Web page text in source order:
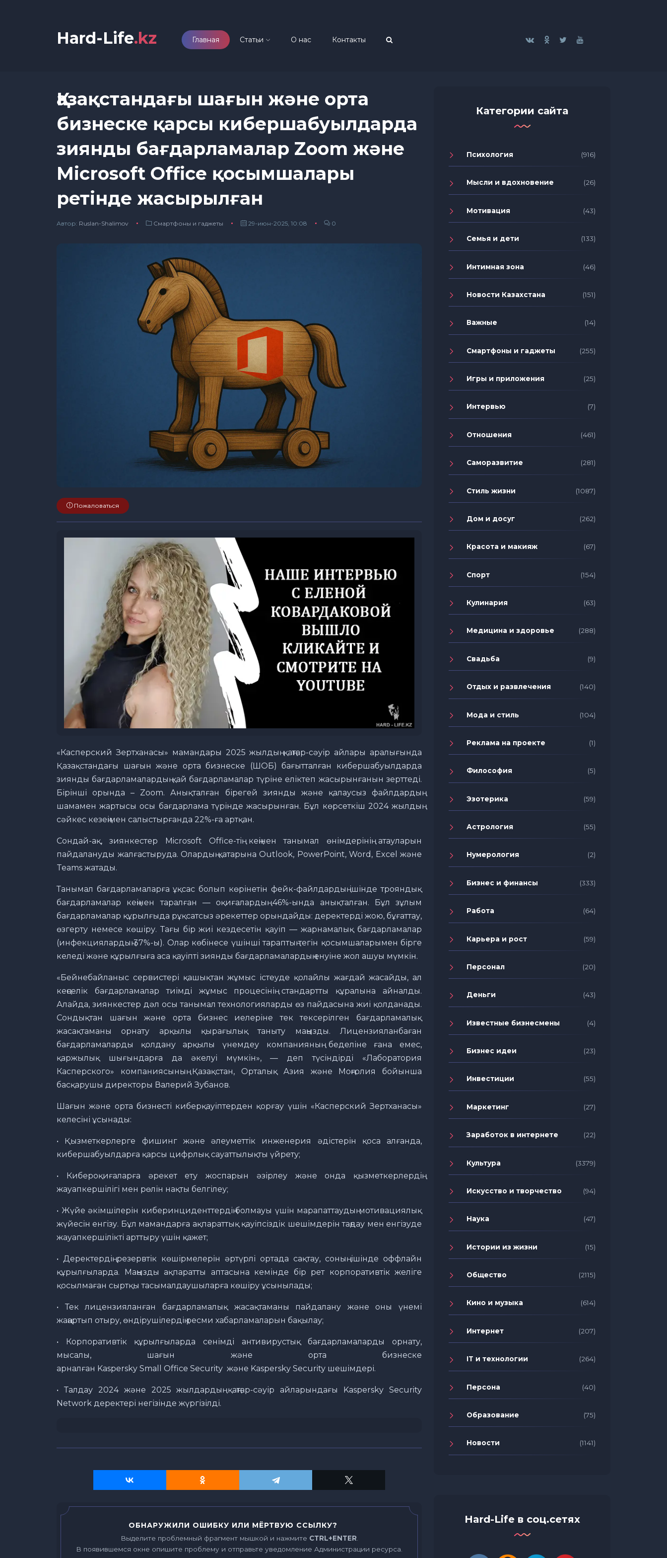
Hard-Life.kz Главная Статьи О нас Контакты
Қазақстандағы шағын және орта
бизнеске қарсы кибершабуылдарда
зиянды бағдарламалар Zoom және
Microsoft Office қосымшалары
ретінде жасырылған
Автор: Ruslan-Shalimov Смартфоны и гаджеты 29-июн-2025, 10:08 0
Пожаловаться
«Касперский Зертханасы» мамандары 2025 жылдың қаңтар-сәуір айлары аралығында
Қазақстандағы шағын және орта бизнеске (ШОБ) бағытталған кибершабуылдарда
зиянды бағдарламалардың қай бағдарламалар түріне еліктеп жасырынғанын зерттеді.
Бірінші орында – Zoom. Анықталған бірегей зиянды және қалаусыз файлдардың
шамамен жартысы осы бағдарлама түрінде жасырынған. Бұл көрсеткіш 2024 жылдың
сәйкес кезеңімен салыстырғанда 22%-ға артқан.
Сондай-ақ, зиянкестер Microsoft Office-тің кеңінен танымал өнімдерінің атауларын
пайдалануды жалғастыруда. Олардың қатарына Outlook, PowerPoint, Word, Excel және
Teams жатады.
Танымал бағдарламаларға ұқсас болып көрінетін фейк-файлдардың ішінде трояндық
бағдарламалар кеңінен таралған — оқиғалардың 46%-ында анықталған. Бұл зұлым
бағдарламалар құрылғыда рұқсатсыз әрекеттер орындайды: деректерді жою, бұғаттау,
өзгерту немесе көшіру. Тағы бір жиі кездесетін қауіп — жарнамалық бағдарламалар
(инфекциялардың 37%-ы). Олар көбінесе үшінші тараптың тегін қосымшаларымен бірге
келеді және құрылғыға аса қауіпті зиянды бағдарламалардың енуіне жол ашуы мүмкін.
«Бейнебайланыс сервистері қашықтан жұмыс істеуде қолайлы жағдай жасайды, ал
кеңселік бағдарламалар тиімді жұмыс процесінің стандартты құралына айналды.
Алайда, зиянкестер дәл осы танымал технологияларды өз пайдасына жиі қолданады.
Сондықтан шағын және орта бизнес иелеріне тек тексерілген бағдарламалық
жасақтаманы орнату арқылы қырағылық таныту маңызды. Лицензияланбаған
бағдарламаларды қолдану арқылы үнемдеу компанияның беделіне ғана емес,
қаржылық шығындарға да әкелуі мүмкін», — деп түсіндірді «Лаборатория
Касперского» компаниясының Қазақстан, Орталық Азия және Моңғолия бойынша
басқарушы директоры Валерий Зубанов.
Шағын және орта бизнесті киберқауіптерден қорғау үшін «Касперский Зертханасы»
келесіні ұсынады:
• Қызметкерлерге фишинг және әлеуметтік инженерия әдістерін қоса алғанда,
кибершабуылдарға қарсы цифрлық сауаттылықты үйрету;
• Кибероқиғаларға әрекет ету жоспарын әзірлеу және онда қызметкерлердің
жауапкершілігі мен рөлін нақты белгілеу;
• Жүйе әкімшілерін киберинциденттердің болмауы үшін марапаттаудың мотивациялық
жүйесін енгізу. Бұл мамандарға ақпараттық қауіпсіздік шешімдерін таңдау мен енгізуде
жауапкершілікті арттыру үшін қажет;
• Деректердің резервтік көшірмелерін әртүрлі ортада сақтау, соның ішінде оффлайн
құрылғыларда. Маңызды ақпаратты аптасына кемінде бір рет корпоративтік желіге
қосылмаған сыртқы тасымалдаушыларға көшіру ұсынылады;
• Тек лицензияланған бағдарламалық жасақтаманы пайдалану және оны үнемі
жаңартып отыру, өндірушілердің ресми хабарламаларын бақылау;
• Корпоративтік құрылғыларда сенімді антивирустық бағдарламаларды орнату,
мысалы, шағын және орта бизнеске
арналған Kaspersky Small Office Security және Kaspersky Security шешімдері.
• Талдау 2024 және 2025 жылдардың қаңтар-сәуір айларындағы Kaspersky Security
Network деректері негізінде жүргізілді.
ОБНАРУЖИЛИ ОШИБКУ ИЛИ МЁРТВУЮ ССЫЛКУ?
Выделите проблемный фрагмент мышкой и нажмите CTRL+ENTER
В появившемся окне опишите проблему и отправьте уведомление Администрации ресурса.
Категории сайта
Психология (916)
Мысли и вдохновение (26)
Мотивация (43)
Семья и дети (133)
Интимная зона (46)
Новости Казахстана (151)
Важные (14)
Смартфоны и гаджеты (255)
Игры и приложения (25)
Интервью (7)
Отношения (461)
Саморазвитие (281)
Стиль жизни (1087)
Дом и досуг (262)
Красота и макияж (67)
Спорт (154)
Кулинария (63)
Медицина и здоровье (288)
Свадьба (9)
Отдых и развлечения (140)
Мода и стиль (104)
Реклама на проекте (1)
Философия (5)
Эзотерика (59)
Астрология (55)
Нумерология (2)
Бизнес и финансы (333)
Работа (64)
Карьера и рост (59)
Персонал (20)
Деньги (43)
Известные бизнесмены (4)
Бизнес идеи (23)
Инвестиции (55)
Маркетинг (27)
Заработок в интернете (22)
Культура (3379)
Искусство и творчество (94)
Наука (47)
Истории из жизни (15)
Общество (2115)
Кино и музыка (614)
Интернет (207)
IT и технологии (264)
Персона (40)
Образование (75)
Новости (1141)
Hard-Life в соц.сетях